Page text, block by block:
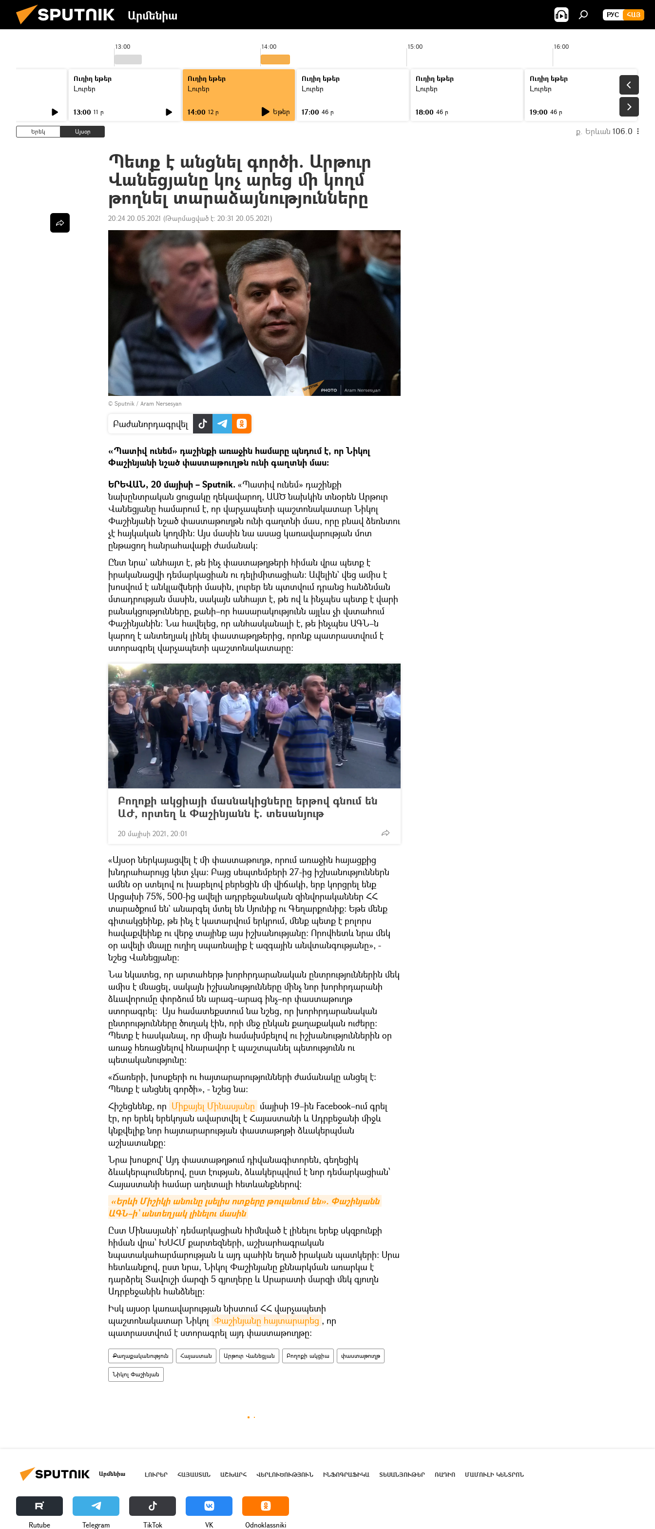
Արմենիա РУС ՀԱՅ
13:00 14:00 15:00 16:00
Ուղիղ եթեր
Լուրեր
13:00 11 ր
Ուղիղ եթեր
Լուրեր
14:00 12 ր Եթեր
Ուղիղ եթեր
Լուրեր
17:00 46 ր
Ուղիղ եթեր
Լուրեր
18:00 46 ր
Ուղիղ եթեր
Լուրեր
19:00 46 ր
Երեկ Այսօր ք. Երևան 106.0
Պետք է անցնել գործի. Արթուր
Վանեցյանը կոչ արեց մի կողմ
թողնել տարաձայնությունները
20:24 20.05.2021 (Թարմացված է: 20:31 20.05.2021)
© Sputnik / Aram Nersesyan
Բաժանորդագրվել
«Պատիվ ունեմ» դաշինքի առաջին համարը պնդում է, որ Նիկոլ
Փաշինյանի նշած փաստաթուղթն ունի գաղտնի մաս։
ԵՐԵՎԱՆ, 20 մայիսի – Sputnik. «Պատիվ ունեմ» դաշինքի
նախընտրական ցուցակը ղեկավարող, ԱԱԾ նախկին տնօրեն Արթուր
Վանեցյանը համարում է, որ վարչապետի պաշտոնակատար Նիկոլ
Փաշինյանի նշած փաստաթուղթն ունի գաղտնի մաս, որը բնավ ձեռնտու
չէ հայկական կողմին։ Այս մասին նա ասաց կառավարության մոտ
ընթացող հանրահավաքի ժամանակ։
Ընտ նրա` անհայտ է, թե ինչ փաստաթղթերի հիման վրա պետք է
իրականացվի դեմարկացիան ու դելիմիտացիան։ Ավելին` վեց ամիս է
խոսվում է անկլավների մասին, լուրեր են պտտվում դրանց հանձնման
մտադրության մասին, սակայն անհայտ է, թե ով և ինչպես պետք է վարի
բանակցությունները, քանի–որ հասարակությունն այլևս չի վստահում
Փաշինյանին։ Նա հավելեց, որ անհասկանալի է, թե ինչպես ԱԳՆ–ն
կարող է անտեղյակ լինել փաստաթղթերից, որոնք պատրաստվում է
ստորագրել վարչապետի պաշտոնակատարը։
Բողոքի ակցիայի մասնակիցները երթով գնում են
ԱԺ, որտեղ և Փաշինյանն է. տեսանյութ
20 մայիսի 2021, 20:01
«Այսօր ներկայացվել է մի փաստաթուղթ, որում առաջին հայացքից
խնդրահարույց կետ չկա։ Բայց սեպտեմբերի 27-ից իշխանություններն
ամեն օր ստելով ու խաբելով բերեցին մի վիճակի, երբ կորցրել ենք
Արցախի 75%, 500-ից ավելի ադրբեջանական զինվորականներ ՀՀ
տարածքում են` անարգել մտել են Սյունիք ու Գեղարքունիք։ Եթե մենք
գիտակցեինք, թե ինչ է կատարվում երկրում, մենք պետք է բոլորս
հավաքվեինք ու վերջ տայինք այս իշխանությանը։ Որովհետև նրա մեկ
օր ավելի մնալը ուղիղ սպառնալիք է ազգային անվտանգությանը», -
նշեց Վանեցյանը։
Նա նկատեց, որ արտահերթ խորհրդարանական ընտրություններին մեկ
ամիս է մնացել, սակայն իշխանությունները մինչ նոր խորհրդարանի
ձևավորումը փորձում են արագ–արագ ինչ–որ փաստաթուղթ
ստորագրել։ Այս համատեքստում նա նշեց, որ խորհրդարանական
ընտրությունները ծուղակ էին, որի մեջ ընկան քաղաքական ուժերը։
Պետք է հասկանալ, որ միայն համախմբելով ու իշխանություններին օր
առաջ հեռացնելով հնարավոր է պաշտպանել պետությունն ու
պետականությունը։
«Ճառերի, խոսքերի ու հայտարարությունների ժամանակը անցել է։
Պետք է անցնել գործի», - նշեց նա։
Հիշեցնենք, որ Միքայել Մինասյանը մայիսի 19–ին Facebook–ում գրել
էր, որ երեկ երեկոյան ավարտվել է Հայաստանի և Ադրբեջանի միջև
կնքվելիք նոր հայտարարության փաստաթղթի ձևակերպման
աշխատանքը։
Նրա խոսքով` Այդ փաստաթղթում դիվանագիտորեն, գեղեցիկ
ձևակերպումներով, ըստ էության, ձևակերպվում է նոր դեմարկացիան՝
Հայաստանի համար աղետալի հետևանքներով։
«Երևի Միշիկի անունը լսելիս ոտքերը թուլանում են». Փաշինյանն
ԱԳՆ–ի` անտեղյակ լինելու մասին
Ըստ Մինասյանի` դեմարկացիան հիմնված է լինելու երեք սկզբունքի
հիման վրա՝ ԽՍՀՄ քարտեզների, աշխարհագրական
նպատակահարմարության և այդ պահին եղած իրական պատկերի։ Սրա
հետևանքով, ըստ նրա, Նիկոլ Փաշինյանը քննարկման առարկա է
դարձրել Տավուշի մարզի 5 գյուղերը և Արարատի մարզի մեկ գյուղն
Ադրբեջանին հանձնելը։
Իսկ այսօր կառավարության նիստում ՀՀ վարչապետի
պաշտոնակատար Նիկոլ Փաշինյանը հայտարարեց , որ
պատրաստվում է ստորագրել այդ փաստաթուղթը։
Քաղաքականություն Հայաստան Արթուր Վանեցյան Բողոքի ակցիա փաստաթուղթ
Նիկոլ Փաշինյան
Արմենիա ԼՈՒՐԵՐ ՀԱՅԱՍՏԱՆ ԱՇԽԱՐՀ ՎԵՐԼՈՒԾՈՒԹՅՈՒՆ ԻՆՖՈԳՐԱՖԻԿԱ ՏԵՍԱՆՅՈՒԹԵՐ ՌԱԴԻՈ ՄԱՄՈՒԼԻ ԿԵՆՏՐՈՆ
Rutube Telegram ТikТоk VK Odnoklassniki